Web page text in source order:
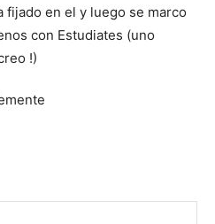
fijado en el y luego se marco
con Estudiates (uno
!)